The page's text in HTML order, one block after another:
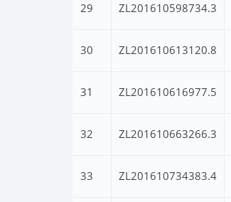
29 ZL201610598734.3
30 ZL201610613120.8
31 ZL201610616977.5
32 ZL201610663266.3
33 ZL201610734383.4